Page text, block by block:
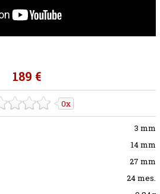
189 €
0x
3 mm
14 mm
27 mm
24 mes.